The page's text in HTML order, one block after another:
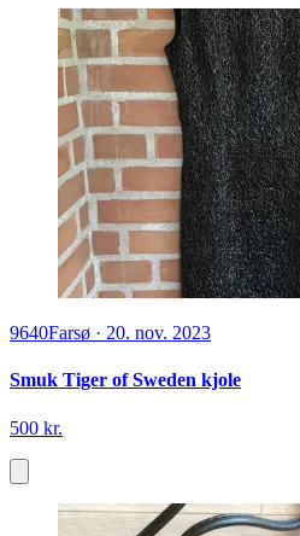
9640Farsø · 20. nov. 2023
Smuk Tiger of Sweden kjole
500 kr.